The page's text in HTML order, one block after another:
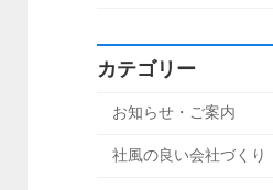
カテゴリー
お知らせ・ご案内
社風の良い会社づくり